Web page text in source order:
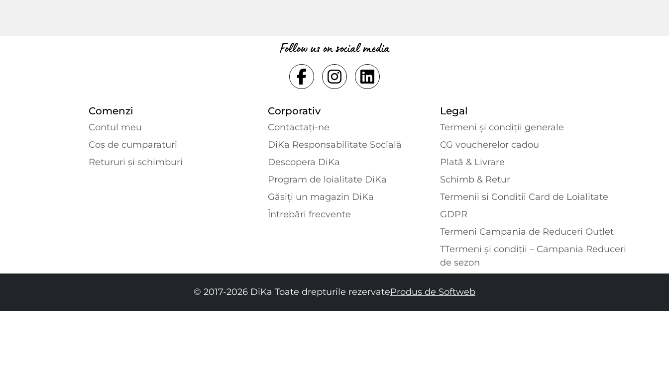
Follow us on social media
Comenzi
Contul meu
Coș de cumparaturi
Retururi și schimburi
Corporativ
Contactaţi-ne
DiKa Responsabilitate Socială
Descopera DiKa
Program de loialitate DiKa
Găsiți un magazin DiKa
Întrebări frecvente
Legal
Termeni și condiții generale
CG voucherelor cadou
Plată & Livrare
Schimb & Retur
Termenii si Conditii Card de Loialitate
GDPR
Termeni Campania de Reduceri Outlet
TTermeni și condiții – Campania Reduceri
de sezon
© 2017-2026 DiKa Toate drepturile rezervateProdus de Softweb